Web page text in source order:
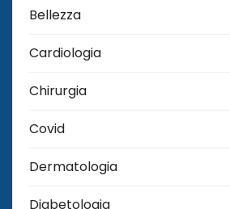
Bellezza
Cardiologia
Chirurgia
Covid
Dermatologia
Diabetologia